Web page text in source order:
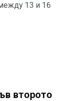
13 и 16
второто